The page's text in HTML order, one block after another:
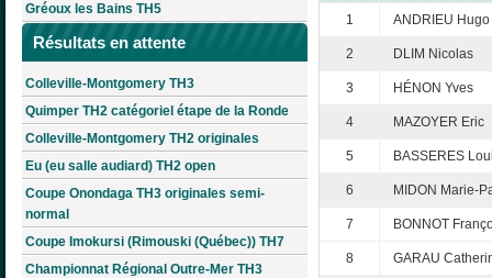
Gréoux les Bains TH5
Résultats en attente
Colleville-Montgomery TH3
Quimper TH2 catégoriel étape de la Ronde
Colleville-Montgomery TH2 originales
Eu (eu salle audiard) TH2 open
Coupe Onondaga TH3 originales semi-
normal
Coupe Imokursi (Rimouski (Québec)) TH7
Championnat Régional Outre-Mer TH3
1 ANDRIEU Hugo
2 DLIM Nicolas
3 HÉNON Yves
4 MAZOYER Eric
5 BASSERES
6 MIDON Marie-
7 BONNOT
8 GARAU